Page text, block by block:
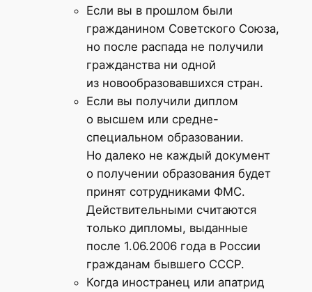
Если вы в прошлом были
гражданином Советского Союза,
но после распада не получили
гражданства ни одной
из новообразовавшихся стран.
Если вы получили диплом
о высшем или средне-
специальном образовании.
Но далеко не каждый документ
о получении образования будет
принят сотрудниками ФМС.
Действительными считаются
только дипломы, выданные
после 1.06.2006 года в России
гражданам бывшего СССР.
Когда иностранец или апатрид